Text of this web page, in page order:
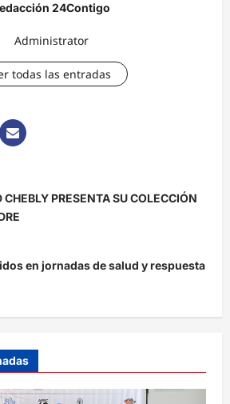
24Contigo
Administrator
todas las entradas
CHEBLY PRESENTA SU COLECCIÓN
en jornadas de salud y respuesta